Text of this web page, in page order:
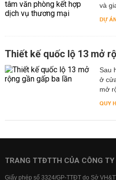
và
DỰ
Thiết kế quốc lộ 13 mở
Sau
ở
mở
QUY
TRANG TTĐTTH CỦA CÔNG TY
Giấy phép số 3324/GP-TTĐT do Sở